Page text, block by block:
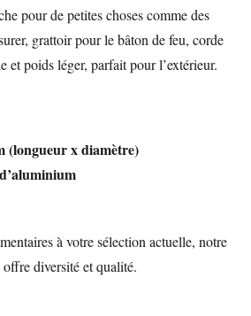
pour de petites choses comme des
grattoir pour le bâton de feu, corde
et poids léger, parfait pour l’extérieur.
(longueur x diamètre)
à votre sélection actuelle, notre
offre diversité et qualité.